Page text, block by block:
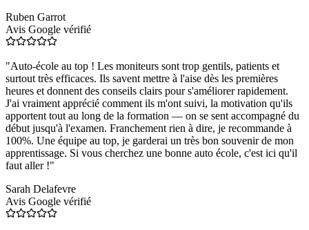
Ruben Garrot
Avis Google vérifié
"Auto-école au top ! Les moniteurs sont trop gentils, patients et
surtout très efficaces. Ils savent mettre à l'aise dès les premières
heures et donnent des conseils clairs pour s'améliorer rapidement.
J'ai vraiment apprécié comment ils m'ont suivi, la motivation qu'ils
apportent tout au long de la formation — on se sent accompagné du
début jusqu'à l'examen. Franchement rien à dire, je recommande à
100%. Une équipe au top, je garderai un très bon souvenir de mon
apprentissage. Si vous cherchez une bonne auto école, c'est ici qu'il
faut aller !"
Sarah Delafevre
Avis Google vérifié